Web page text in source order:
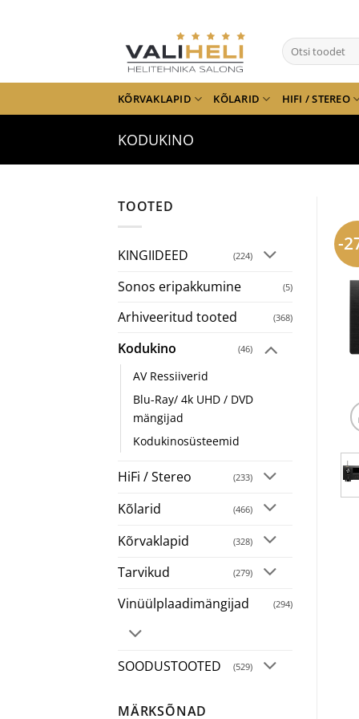
Otsi:
KÕRVAKLAPID KÕLARID HIFI / STEREO
KODUKINO
TOOTED
KINGIIDEED (224)
Sonos eripakkumine (5)
Arhiveeritud tooted (368)
Kodukino (46)
AV Ressiiverid
Blu-Ray/ 4k UHD / DVD
mängijad
Kodukinosüsteemid
HiFi / Stereo (233)
Kõlarid (466)
Kõrvaklapid (328)
Tarvikud (279)
Vinüülplaadimängijad (294)
SOODUSTOOTED (529)
MÄRKSÕNAD
-